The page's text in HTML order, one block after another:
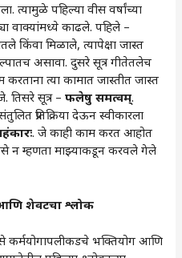
त्यामुळे पहिल्या वीस वर्षांच्या
वाक्यांमध्ये काढले. पहिले –
किंवा मिळाले, त्यापेक्षा जास्त
असावा. दुसरे सूत्र गीतेतलेच
त्या कामात जास्तीत जास्त
तिसरे सूत्र –फलेषु समत्वम्‌‍.
प्रतिक्रिया देऊन स्वीकारला
. जे काही काम करत आहोत
न म्हणता माझ्याकडून करवले गेले
शेवटचा श्लोक
कर्मयोगापलीकडचे भक्तियोग आणि